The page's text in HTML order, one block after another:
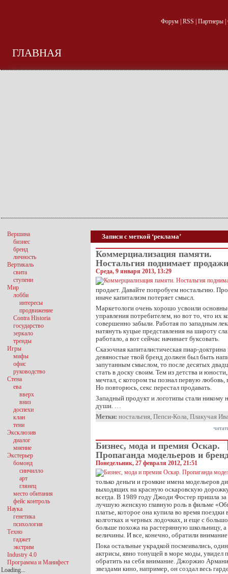
Форум| RSS Партнеры|
ГЛАВНАЯ
Записи с меткой ‘реклама’
Коммерциализация памяти.
Ностальгия поднимает
Среда, 9 января 2013, 13:29
продает. Давайте попробуем ностальгию.
иначе капитализм потеряет смысл.
Маркетологи очень хорошо усвоили
управления потребителем, но вот то, что их
совершенно забыли. Работая по западным
натянуть куцые представления на широту
работало, а вот сейчас начинает буксовать.
Сказочная капиталистическая пиар-
девяностые твой бренд должен был быть
запутанным смыслом, то после десятых
стать в доску своим. Тем из детства и
мечтал, с котором ты познал первую
Но повторюсь, секс перестал продавать.
Западный продукт и логотипы стали никому
души. …
Метки: ностальгия, Пепси-Кола, Плакучая
Бизнес, мода и премия Оскар.
Пропаганда модельеров и
Понедельник, 27 февраля 2012, 21:51
только деньги и громкие имена модельеров
выходящих на красную оскаровскую
всегда. В 1989 году Джоди Фостер пришла за
лучшую женскую главную роль в фильме
платье, которое она купила во время
колготках и черных лодочках, и еще с
больше похожа на растерянную школьницу, а
величины. И все, конечно, обратили
Пока остальные украдкой посмеивались,
актрисы, явно тонущей в море моды, увидел
обратить на себя внимание. Джоржио
звездами кино, например, он создал весь
Вершина
бизнес
бренд
личность
Вертикаль
свита
ступени
Мир
лобби
интересы
продвижение
Contra Historia
государство
зеркало
тренды
Игры
мифы
офис
руководство
Стена
ева
вверх
вниз
доспехи
клан
тени
Эксклюзив
диалог
мнение
Экстерьер
бомонд
синчилло
арт
глянец
место обитания
фейс контроль
Наука
генетика
психология
Техно
гаджет
экстрим
Industry 4.0
Программа и Манифест
Loading...